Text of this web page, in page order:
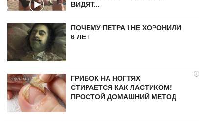
ВИДЯТ...
ПОЧЕМУ ПЕТРА I НЕ ХОРОНИЛИ
6 ЛЕТ
i
ГРИБОК НА НОГТЯХ
СТИРАЕТСЯ КАК ЛАСТИКОМ!
ПРОСТОЙ ДОМАШНИЙ МЕТОД